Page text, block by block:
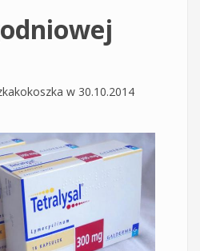
w 30.10.2014